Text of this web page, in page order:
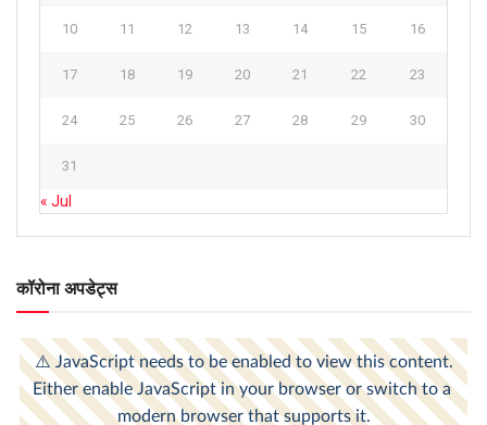
10 11 12 13 14 15 16
17 18 19 20 21 22 23
24 25 26 27 28 29 30
31
« Jul
कॉरोना अपडेट्स